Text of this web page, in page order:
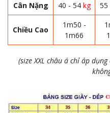
Cân Nặng 40 - 54 kg 55
Chiều Cao
1m50 -
1m66
(size XXL châu á chỉ áp